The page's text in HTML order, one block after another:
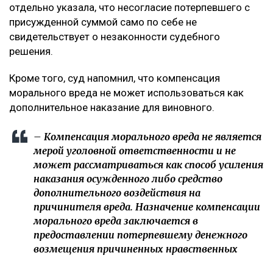
отдельно указала, что несогласие потерпевшего с
присужденной суммой само по себе не
свидетельствует о незаконности судебного
решения.
Кроме того, суд напомнил, что компенсация
морального вреда не может использоваться как
дополнительное наказание для виновного.
– Компенсация морального вреда не является
мерой уголовной ответственности и не
может рассматриваться как способ усиления
наказания осужденного либо средство
дополнительного воздействия на
причинителя вреда. Назначение компенсации
морального вреда заключается в
предоставлении потерпевшему денежного
возмещения причиненных нравственных